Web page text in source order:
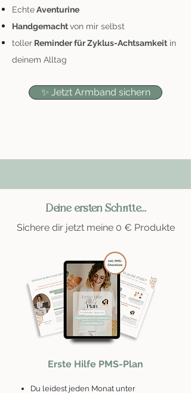
EchteAventurine
Handgemachtvon mir selbst
toller Reminder für Zyklus-Achtsamkeit in
deinem Alltag
✨ Jetzt Armband sichern
Deine ersten Schritte...
Sichere dir jetzt meine 0 € Produkte
Erste Hilfe PMS-Plan
Du leidest jeden Monat unter